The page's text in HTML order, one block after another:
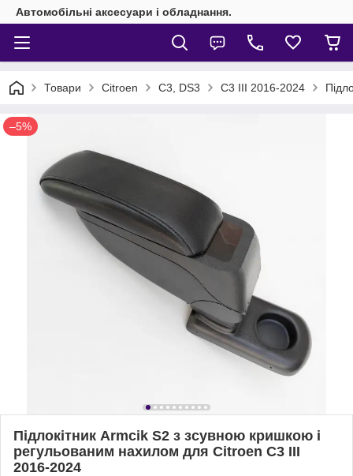
Автомобільні аксесуари і обладнання.
Товари Citroen C3, DS3 C3 III 2016-2024
–5%
Підлокітник Armcik S2 з зсувною кришкою і
регульованим нахилом для Citroen C3 III
2016-2024